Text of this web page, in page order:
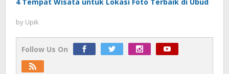
by Upik
Follow Us On